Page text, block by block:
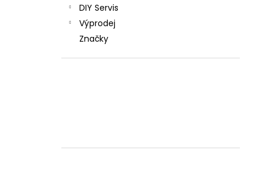
DIY Servis
Výprodej
Značky